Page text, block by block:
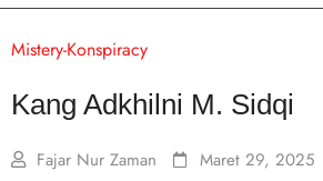
Mistery-Konspiracy
Kang Adkhilni M. Sidqi
Fajar Nur Zaman Maret 29, 2025